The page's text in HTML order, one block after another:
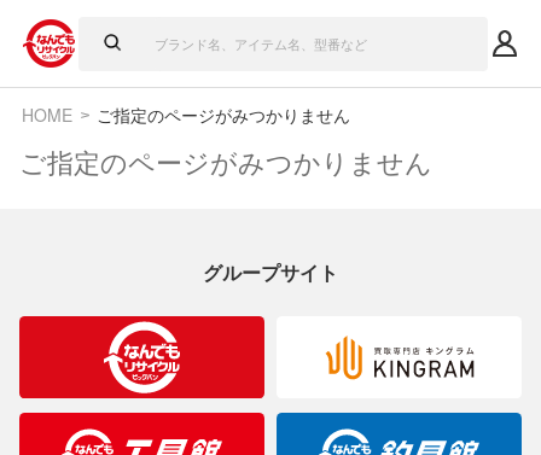
HOME ご指定のページがみつかりません
ご指定のページがみつかりません
グループサイト